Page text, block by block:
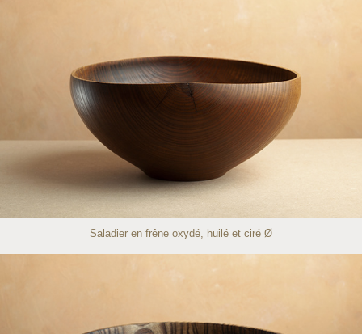
Saladier en frêne oxydé, huilé et ciré Ø